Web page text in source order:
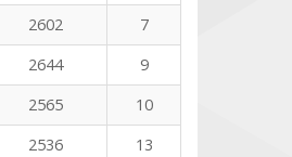
2602
7
2644
9
2565
10
2536 13